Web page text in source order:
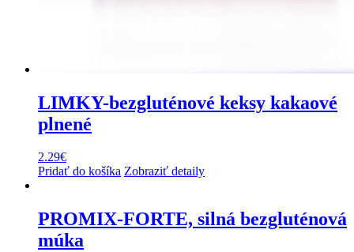
LIMKY-bezgluténové keksy kakaové
plnené
2.29€
Pridať do košíka Zobraziť detaily
PROMIX-FORTE, silná bezgluténová
múka